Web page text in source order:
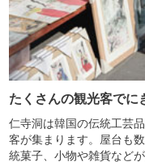
たくさんの観光客でに
仁寺洞は韓国の伝統工芸
客が集まります。屋台も
統菓子、小物や雑貨など